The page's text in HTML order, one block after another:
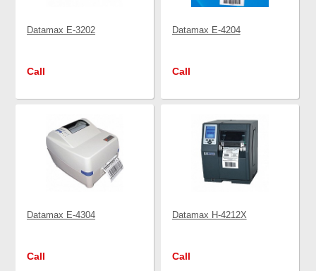
Datamax E-3202
Call
Datamax E-4204
Call
Datamax E-4304
Call
Datamax H-4212X
Call